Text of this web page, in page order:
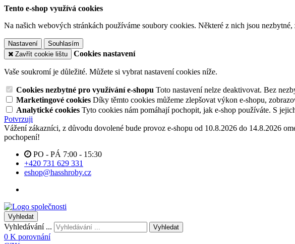
Tento e-shop využívá cookies
Na našich webových stránkách používáme soubory cookies. Některé z nich jsou
Nastavení
Souhlasím
Zavřít cookie lištu
Cookies nastavení
Vaše soukromí je důležité. Můžete si vybrat nastavení cookies níže.
Cookies nezbytné pro využívání e-shopu Toto nastavení nelze deaktivovat. Bez
Marketingové cookies Díky těmto cookies můžeme zlepšovat výkon e-shopu,
Analytické cookies Tyto cookies nám pomáhají pochopit, jak e-shop používáte. S
Potvrzuji
Vážení zákazníci, z důvodu dovolené bude provoz e-shopu od 10.8.2026 do 14.8.2026
pochopení!
PO - PÁ 7:00 - 15:30
+420 731 629 331
eshop@hasshroby.cz
Vyhledat
Vyhledávání ... Vyhledat
0 K porovnání